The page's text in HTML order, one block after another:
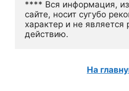
**** Вся информация,
сайте, носит сугубо
характер и не является
действию.
На